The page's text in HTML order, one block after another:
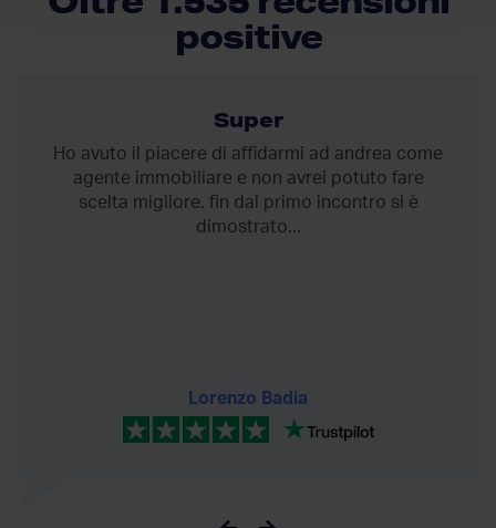
positive
Super
Ho avuto il piacere di affidarmi ad andrea come
agente immobiliare e non avrei potuto fare
scelta migliore. fin dal primo incontro si è
dimostrato...
Lorenzo Badia